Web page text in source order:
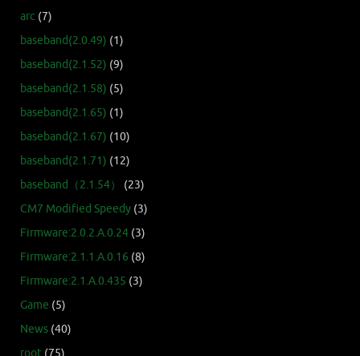
arc (7)
baseband(2.0.49) (1)
baseband(2.1.52) (9)
baseband(2.1.58) (5)
baseband(2.1.65) (1)
baseband(2.1.67) (10)
baseband(2.1.71) (12)
baseband（2.1.54）
(23)
CM7 Modified Speedy (3)
Firmware:2.0.2.A.0.24 (3)
Firmware:2.1.1.A.0.16 (8)
Firmware:2.1.A.0.435 (3)
Game (5)
News (40)
root (75)